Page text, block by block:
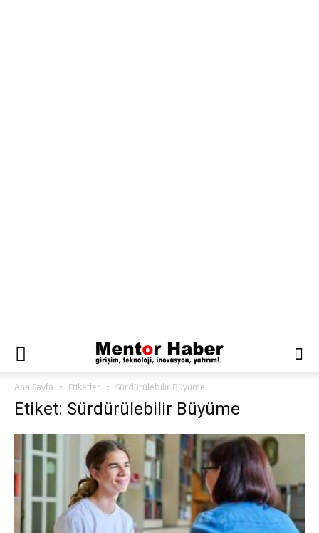
Ana Sayfa Etiketler Sürdürülebilir Büyüme
Etiket: Sürdürülebilir Büyüme